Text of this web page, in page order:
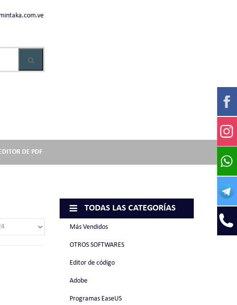
DE PDF
TODAS LAS CATEGORÍAS
Más Vendidos
OTROS SOFTWARES
Editor de código
Adobe
Programas EaseUS